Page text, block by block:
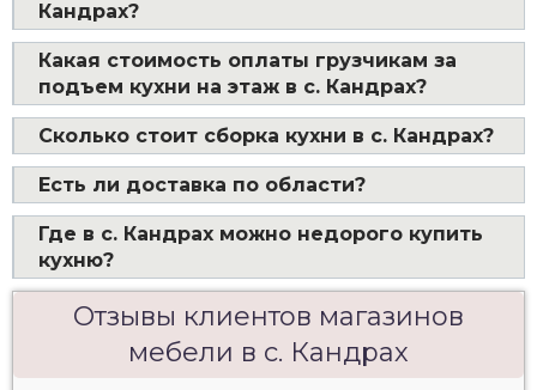
Кандрах?
Какая стоимость оплаты грузчикам за
подъем кухни на этаж в с. Кандрах?
Сколько стоит сборка кухни в с. Кандрах?
Есть ли доставка по области?
Где в с. Кандрах можно недорого купить
кухню?
Отзывы клиентов магазинов
мебели в с. Кандрах